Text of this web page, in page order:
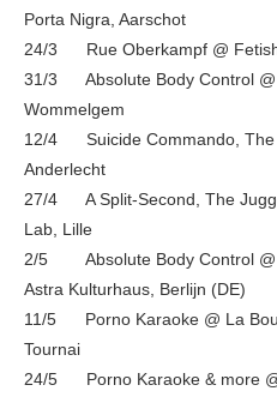
Porta Nigra, Aarschot
24/3 Rue Oberkampf @ Fetish
31/3 Absolute Body Control @
Wommelgem
12/4 Suicide Commando, The
Anderlecht
27/4 A Split-Second, The
Lab, Lille
2/5 Absolute Body Control @
Astra Kulturhaus, Berlijn (DE)
11/5 Porno Karaoke @ La
Tournai
24/5 Porno Karaoke & more